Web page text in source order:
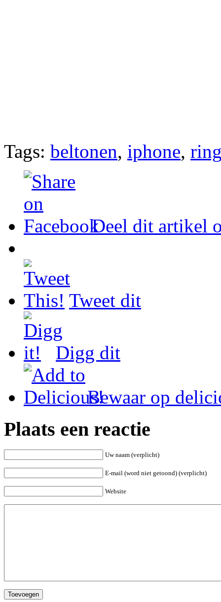
Tags: beltonen, iphone,
Deel dit artikel
Tweet dit
Digg dit
Bewaar op
Plaats een reactie
Uw naam (verplicht)
E-mail (word niet getoond) (verplicht)
Website